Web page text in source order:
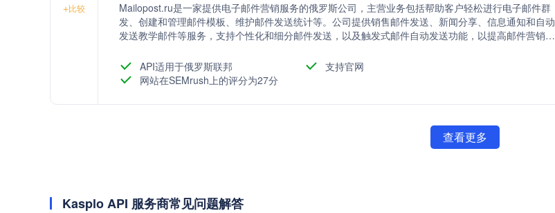
+比较
Mailopost.ru是一家提供电子邮件营销服务的俄罗斯公司，主营业务包括帮助客户轻松进行电子邮件群
发、创建和管理邮件模板、维护邮件发送统计等。公司提供销售邮件发送、新闻分享、信息通知和自动
发送教学邮件等服务，支持个性化和细分邮件发送，以及触发式邮件自动发送功能，以提高邮件营销的
API适用于俄罗斯联邦
支持官网
网站在SEMrush上的评分为27分
查看更多
Kasplo API 服务商常见问题解答